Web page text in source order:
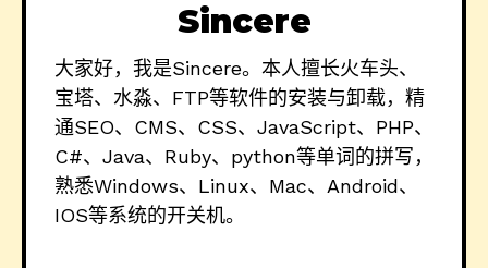
Sincere
大家好，我是Sincere。本人擅长火车头、
宝塔、水淼、FTP等软件的安装与卸载，精
通SEO、CMS、CSS、JavaScript、PHP、
C#、Java、Ruby、python等单词的拼写，
熟悉Windows、Linux、Mac、Android、
IOS等系统的开关机。